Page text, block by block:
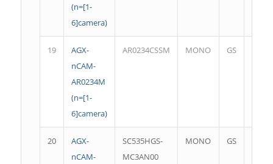
(n=[1-
6]camera)
19
AGX-
nCAM-
AR0234M
(n=[1-
6]camera)
AR0234CSSM MONO GS
20
AGX-
nCAM-
SC535HGS-
MC3AN00
MONO GS